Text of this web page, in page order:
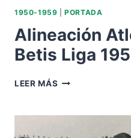
1950-1959 |PORTADA
Alineación
Betis Liga
LEER MÁS ALINEACIÓN
BETIS